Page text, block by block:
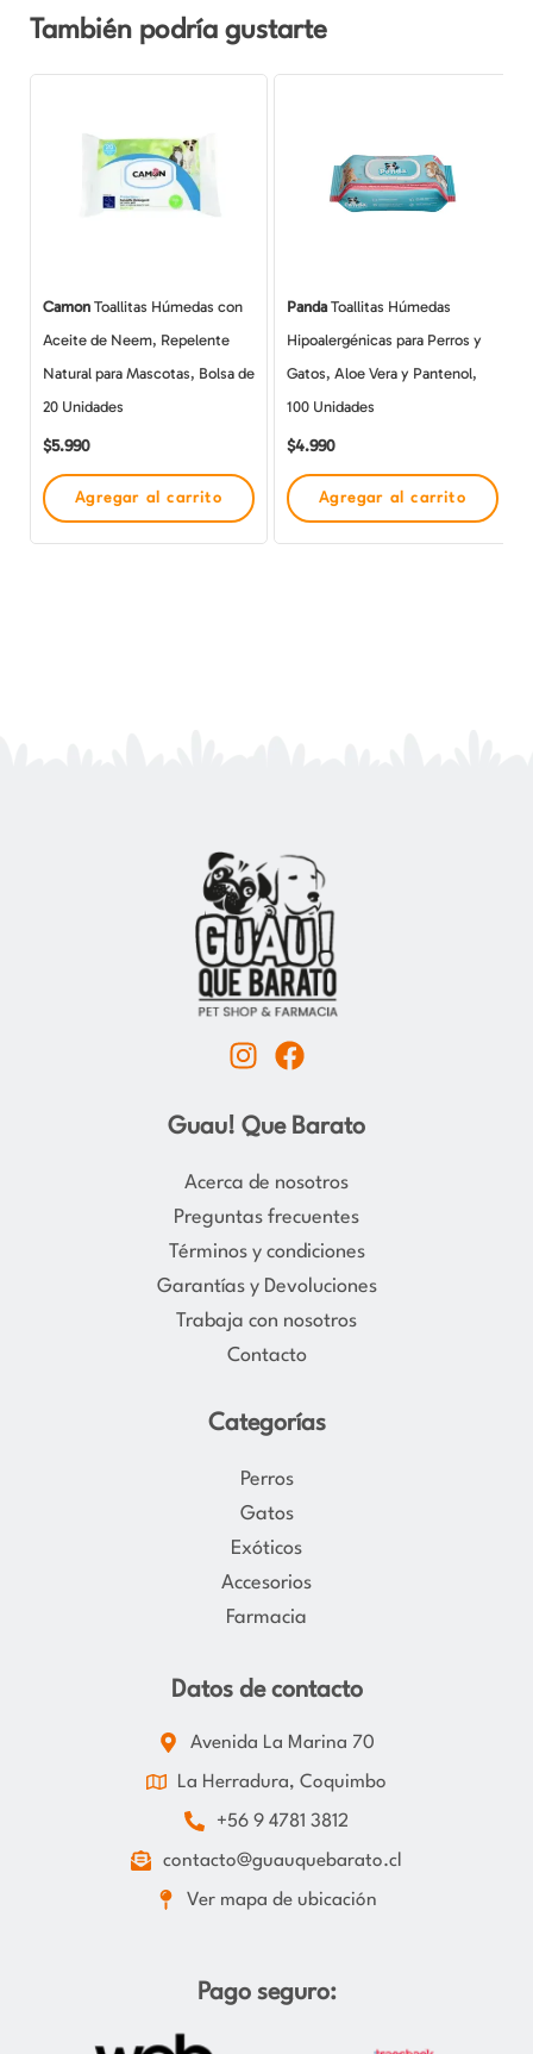
También podría gustarte
Camon Toallitas Húmedas con
Aceite de Neem, Repelente
Natural para Mascotas, Bolsa de
20 Unidades
$5.990
Agregar al carrito
PandaToallitas Húmedas
Hipoalergénicas para Perros y
Gatos, Aloe Vera y Pantenol,
100 Unidades
$4.990
Agregar al carrito
I
s
t
a
r
a
m
F
c
e
b
o
k
Guau! Que Barato
Acerca de nosotros
Preguntas frecuentes
Términos y condiciones
Garantías y Devoluciones
Trabaja con nosotros
Contacto
Categorías
Perros
Gatos
Exóticos
Accesorios
Farmacia
Datos de contacto
Avenida La Marina 70
La Herradura, Coquimbo
+56 9 4781 3812
contacto@guauquebarato.cl
Ver mapa de ubicación
Pago seguro: